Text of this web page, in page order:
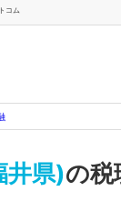
コム
井県)の税